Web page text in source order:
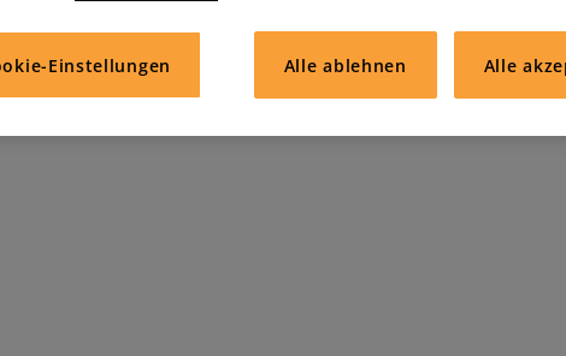
(in Englisch)
Einstellungen Alle ablehnen Alle